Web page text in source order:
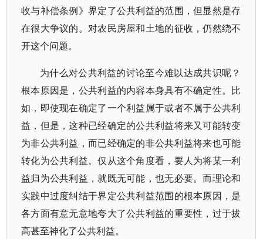
收与补偿条例》界定了公共利益的范围，但显然是存
在很大争议的。对农民房屋和土地的征收，仍然绕不
开这个问题。
为什么对公共利益的讨论至今难以达成共识呢？
根本原因是，公共利益的内容本身具有不确定性。比
如，即使现在确定了一个利益属于或者不属于公共利
益，但是，这种已经确定的公共利益将来又可能转变
为非公共利益，而已经确定的非公共利益将来也可能
转化为公共利益。仅从这个角度看，要人为将某一利
益归为公共利益，就既无可能，也无必要。而理论和
实践中过度纠结于界定公共利益范围的根本原因，是
各方面有意无意地夸大了公共利益的重要性，过于拔
高甚至神化了公共利益。